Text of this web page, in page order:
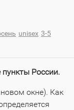
unisex 3-5
России.
окне). Как